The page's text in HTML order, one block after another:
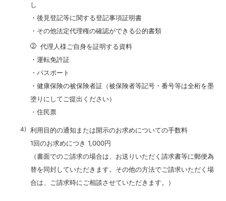
し
・後見登記等に関する登記事項証明書
・その他法定代理権の確認ができる公的書類
代理人様ご自身を証明する資料
・運転免許証
・パスポート
・健康保険の被保険者証（被保険者等記号・番号等は全桁を墨
塗りにしてご提出ください）
・住民票
利用目的の通知または開示のお求めについての手数料
1回のお求めにつき 1,000円
（書面でのご請求の場合は、お送りいただく請求書等に郵便為
替を同封していただきます。その他の方法でご請求いただく場
合は、ご請求時にご相談させていただきます。）